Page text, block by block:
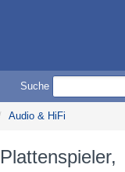
Suche
Audio & HiFi